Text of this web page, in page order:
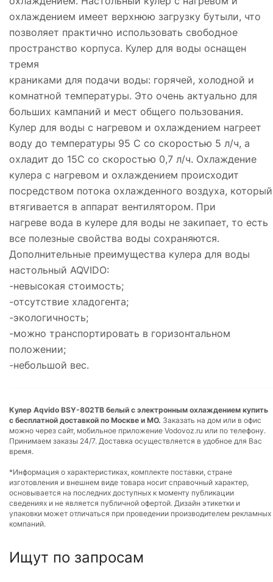
охлаждением имеет верхнюю загрузку бутыли, что
позволяет практично использовать свободное
пространство корпуса. Кулер для воды оснащен
тремя
краниками для подачи воды: горячей, холодной и
комнатной температуры. Это очень актуально для
больших кампаний и мест общего пользования.
Кулер для воды с нагревом и охлаждением нагреет
воду до температуры 95 С со скоростью 5 л/ч, а
охладит до 15С со скоростью 0,7 л/ч. Охлаждение
кулера с нагревом и охлаждением происходит
посредством потока охлажденного воздуха, который
втягивается в аппарат вентилятором. При
нагреве вода в кулере для воды не закипает, то есть
все полезные свойства воды сохраняются.
Дополнительные преимущества кулера для воды
настольный AQVIDO:
-невысокая стоимость;
-отсутствие хладогента;
-экологичность;
-можно транспортировать в горизонтальном
положении;
-небольшой вес.
Кулер Aqvido BSY-802ТВ белый с электронным охлаждением купить
с бесплатной доставкой по Москве и МО. Заказать на дом или в офис
можно через сайт, мобильное приложение Vodovoz.ru или по телефону.
Принимаем заказы 24/7. Доставка осуществляется в удобное для Вас
время.
*Информация о характеристиках, комплекте поставки, стране
изготовления и внешнем виде товара носит справочный характер,
основывается на последних доступных к моменту публикации
сведениях и не является публичной офертой. Дизайн этикетки и
упаковки может отличаться при проведении производителем рекламных
компаний.
Ищут по запросам